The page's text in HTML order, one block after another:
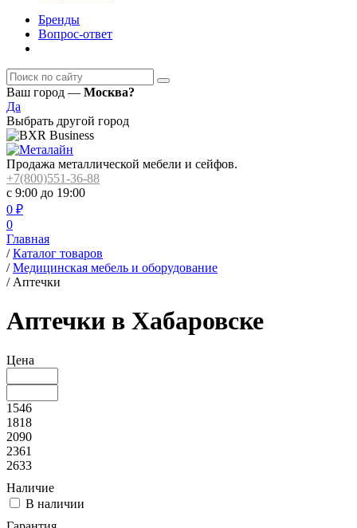
Бренды
Вопрос-ответ
Ваш город — Москва?
Да
Выбрать другой город
Продажа металлической мебели и сейфов.
+7(800)551-36-88
с 9:00 до 19:00
0 ₽
0
Главная
/ Каталог товаров
/ Медицинская мебель и оборудование
/ Аптечки
Аптечки в Хабаровске
Цена
1546
1818
2090
2361
2633
Наличие
В наличии